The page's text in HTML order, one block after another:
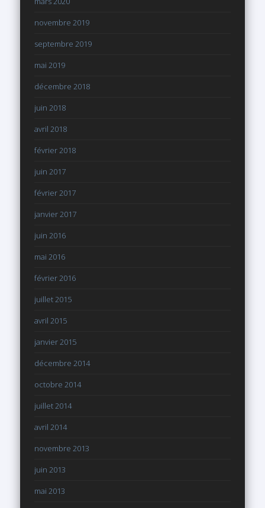
novembre 2019
septembre 2019
mai 2019
décembre 2018
juin 2018
avril 2018
février 2018
juin 2017
février 2017
janvier 2017
juin 2016
mai 2016
février 2016
juillet 2015
avril 2015
janvier 2015
décembre 2014
octobre 2014
juillet 2014
avril 2014
novembre 2013
juin 2013
mai 2013